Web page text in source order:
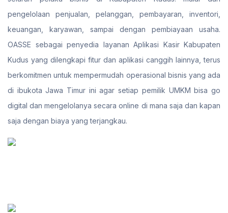
pengelolaan penjualan, pelanggan, pembayaran, inventori,
keuangan, karyawan, sampai dengan pembiayaan usaha.
OASSE sebagai penyedia layanan Aplikasi Kasir Kabupaten
Kudus yang dilengkapi fitur dan aplikasi canggih lainnya, terus
berkomitmen untuk mempermudah operasional bisnis yang ada
di ibukota Jawa Timur ini agar setiap pemilik UMKM bisa go
digital dan mengelolanya secara online di mana saja dan kapan
saja dengan biaya yang terjangkau.